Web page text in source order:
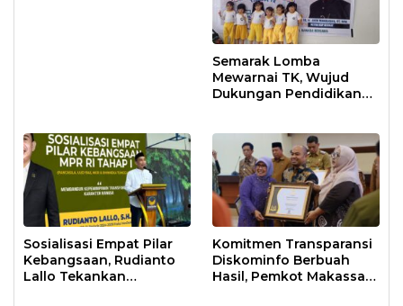
Semarak Lomba
Mewarnai TK, Wujud
Dukungan Pendidikan
Sosialisasi Empat Pilar
Kebangsaan, Rudianto
Lallo Tekankan
Komitmen Transparansi
Diskominfo Berbuah
Hasil, Pemkot Makassar